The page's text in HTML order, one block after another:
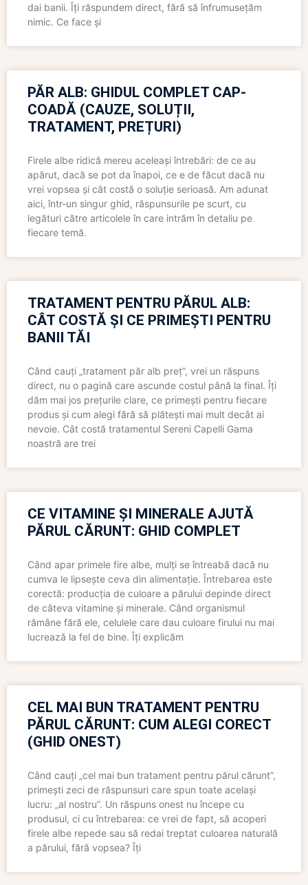
dai banii. Îți răspundem direct, fără să înfrumusețăm
nimic. Ce face și
PĂR ALB: GHIDUL COMPLET CAP-
COADĂ (CAUZE, SOLUȚII,
TRATAMENT, PREȚURI)
Firele albe ridică mereu aceleași întrebări: de ce au
apărut, dacă se pot da înapoi, ce e de făcut dacă nu
vrei vopsea și cât costă o soluție serioasă. Am adunat
aici, într-un singur ghid, răspunsurile pe scurt, cu
legături către articolele în care intrăm în detaliu pe
fiecare temă.
TRATAMENT PENTRU PĂRUL ALB:
CÂT COSTĂ ȘI CE PRIMEȘTI PENTRU
BANII TĂI
Când cauți „tratament păr alb preț”, vrei un răspuns
direct, nu o pagină care ascunde costul până la final. Îți
dăm mai jos prețurile clare, ce primești pentru fiecare
produs și cum alegi fără să plătești mai mult decât ai
nevoie. Cât costă tratamentul Sereni Capelli Gama
noastră are trei
CE VITAMINE ȘI MINERALE AJUTĂ
PĂRUL CĂRUNT: GHID COMPLET
Când apar primele fire albe, mulți se întreabă dacă nu
cumva le lipsește ceva din alimentație. Întrebarea este
corectă: producția de culoare a părului depinde direct
de câteva vitamine și minerale. Când organismul
rămâne fără ele, celulele care dau culoare firului nu mai
lucrează la fel de bine. Îți explicăm
CEL MAI BUN TRATAMENT PENTRU
PĂRUL CĂRUNT: CUM ALEGI CORECT
(GHID ONEST)
Când cauți „cel mai bun tratament pentru părul cărunt”,
primești zeci de răspunsuri care spun toate același
lucru: „al nostru”. Un răspuns onest nu începe cu
produsul, ci cu întrebarea: ce vrei de fapt, să acoperi
firele albe repede sau să redai treptat culoarea naturală
a părului, fără vopsea? Îți